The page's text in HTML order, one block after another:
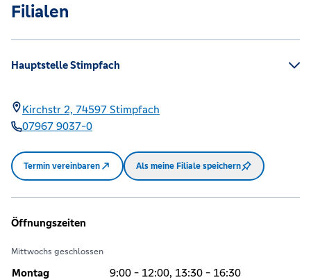
Filialen
Hauptstelle Stimpfach
Kirchstr 2, 74597 Stimpfach
07967 9037-0
Termin vereinbaren Als meine Filiale speichern
Öffnungszeiten
Mittwochs geschlossen
Montag 9:00 - 12:00, 13:30 - 16:30